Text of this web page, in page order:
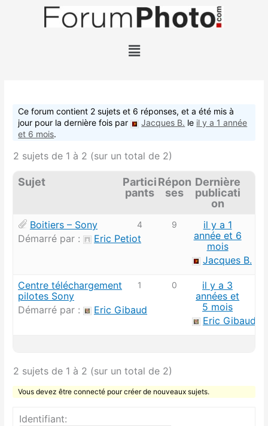
Menu
Ce forum contient 2 sujets et 6 réponses, et a été mis à
jour pour la dernière fois par
Jacques B. le il y a 1 année
et 6 mois.
2 sujets de 1 à 2 (sur un total de 2)
Sujet
Partici
pants
Répon
ses
Dernière
publicati
on
Boitiers – Sony
Démarré par :
Eric Petiot
4 9
il y a 1
année et 6
mois
Jacques B.
Centre téléchargement
pilotes Sony
Démarré par :
Eric Gibaud
1 0
il y a 3
années et
5 mois
Eric Gibaud
2 sujets de 1 à 2 (sur un total de 2)
Vous devez être connecté pour créer de nouveaux sujets.
Identifiant: